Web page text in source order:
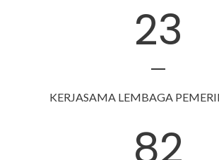
23
KERJASAMA LEMBAGA